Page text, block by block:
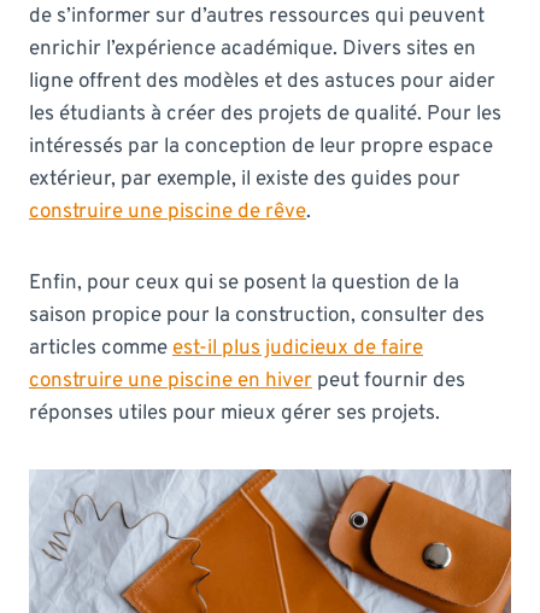
de s’informer sur d’autres ressources qui peuvent
enrichir l’expérience académique. Divers sites en
ligne offrent des modèles et des astuces pour aider
les étudiants à créer des projets de qualité. Pour les
intéressés par la conception de leur propre espace
extérieur, par exemple, il existe des guides pour
construire une piscine de rêve.
Enfin, pour ceux qui se posent la question de la
saison propice pour la construction, consulter des
articles commeest-il plus judicieux de faire
construire une piscine en hiver peut fournir des
réponses utiles pour mieux gérer ses projets.